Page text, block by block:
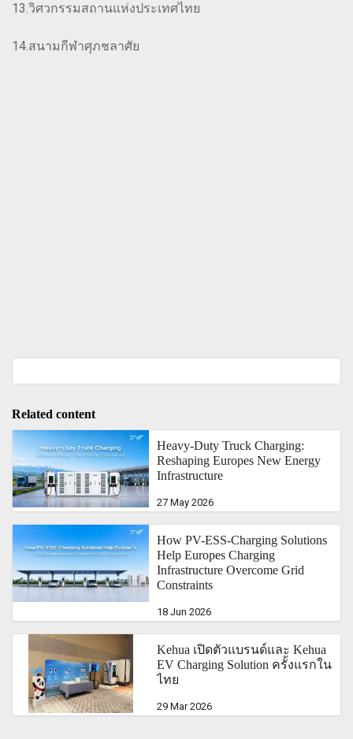
13.วิศวกรรมสถานแห่งประเทศไทย
14.สนามกีฬาศุภชลาศัย
Related content
Heavy-Duty Truck Charging:
Reshaping Europes New Energy
Infrastructure
27 May 2026
How PV-ESS-Charging Solutions
Help Europes Charging
Infrastructure Overcome Grid
Constraints
18 Jun 2026
Kehua เปิดตัวแบรนด์และ Kehua
EV Charging Solution ครั้งแรกใน
ไทย
29 Mar 2026